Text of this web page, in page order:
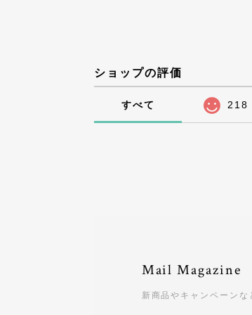
ショップの評価
すべて 218
Mail Magazine
新商品やキャンペーンな